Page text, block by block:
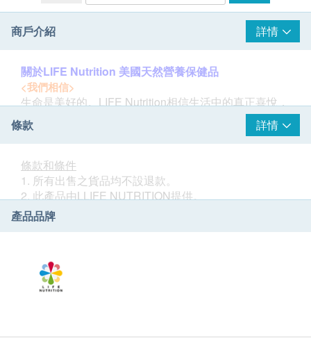
商戶介紹 詳情
關於LIFE Nutrition 美國天然營養保健品
<我們相信>
生命是美好的。LIFE Nutrition相信生活中的真正喜悅，
是源於大自然送給我們的禮物：新鮮的空氣、舒暢的運
動、清澈的水源、優質的營養。
不過，在緊湊的都市節奏裡，填滿生活的大多是快餐、
宵夜、外賣，與日常生活中大大小小的壓力，令我們不
能好好吸收優質的營養、活出最完美的自己。大部份食
物的營養價值，卻都不如我們想像中般豐富。
值。我們在飲食中攝取的養分，往往不能充份滿足身
體，以達至健康與快樂的最高標準。
條款 詳情
條款和條件
1. 所有出售之貨品均不設退款。
2. 此產品由LLIFE NUTRITION提供。
3. 如有任何爭議，LIFE NUTRITION及健康網購
health.ESDlife保留最終決議權。
1. 購買LIFE NUTRITION
香港本地免費送貨服務，賬單總額未滿 HK$300需附加
產品品牌